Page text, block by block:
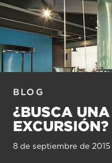
BLOG
¿BUSCA
EXCURSIÓN?
8 de septiembre de